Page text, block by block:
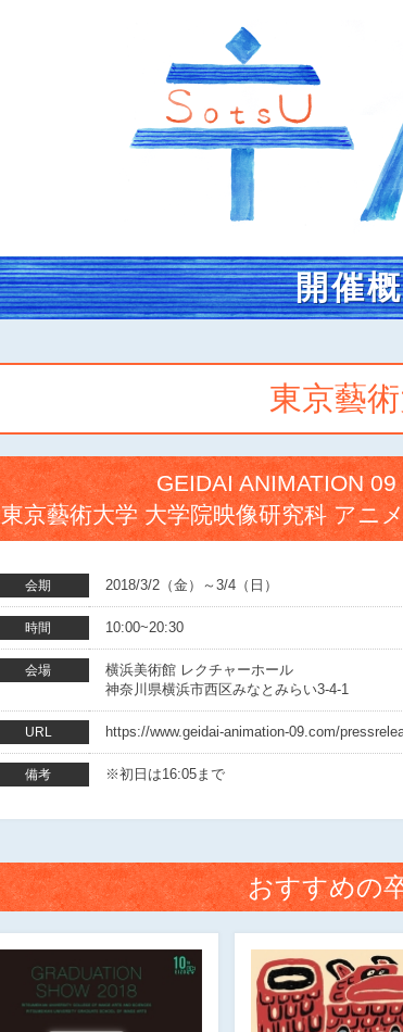
開催
東京藝
GEIDAI ANIMATION
東京藝術大学 大学院映像研究科 アニ
会期 2018/3/2（金）～3/4（日）
時間 10:00~20:30
会場
横浜美術館 レクチャーホール
神奈川県横浜市西区みなとみらい3-4-1
URL https://www.geidai-animation-09.com/
備考 ※初日は16:05まで
おすすめの